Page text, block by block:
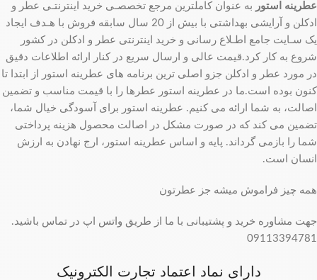
عطرینه استور به عنوان کاملترین مرجع تخصصـی خرید اینترنتـی عطر و
ادکلن و آرایشی بهداشتی با بیش از 20 سال سابقه فروش با هـدف ایجاد
یک سـایت جامع اطـلاع رسانی و خرید اینترنتی عطر و ادکلن در کشور
شروع به کار کرد.قیمت عالی و ارسال سریع در کنار ارائه اطلاعات دقیق
در مورد عطر و ادکلن جزو اصلی ترین برنامه های عطرینه استور از ابتدا تا
کنون بوده است.ما در عطرینه استور عطرها را با قیمت مناسب و تضمین
اصالت، به شما ارائه می کنیم. عطرینه استور برای آسودگی خیال شما،
تضمین می کند که در صورت مشکل در اصالت محصول هزینه پرداختی
شما را بازمی گرداند. پایه و اساس عطرینه استور، ارج نهادن به ارزش
انسان است.
همه چیز فراموش میشه جز عطرتون
جهت مشاوره خرید و پشتیبانی با ما از طریق واتس اپ در تماس باشید.
09113394781
دارای نماد اعتماد تجارت الکترونیک